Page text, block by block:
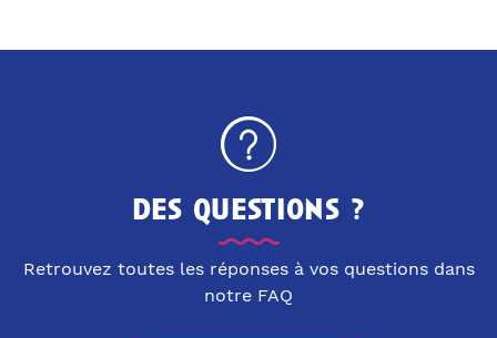
des questions ?
Retrouvez toutes les réponses à vos questions dans
notre FAQ